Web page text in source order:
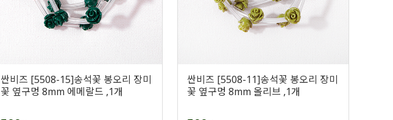
싼비즈 [5508-15]송석꽃 봉오리 장미
꽃 옆구멍 8mm 에메랄드 ,1개
싼비즈 [5508-11]송석꽃 봉오리 장미
꽃 옆구멍 8mm 올리브 ,1개